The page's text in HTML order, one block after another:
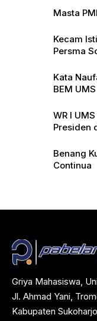
Masta
Kecam
Persma
Kata
BEM UMS
WR I
Presiden
Benang
Continua
Griya Mahasiswa,
Jl. Ahmad Yani,
Kabupaten